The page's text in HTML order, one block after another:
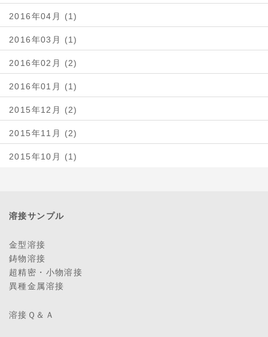
2016年04月 (1)
2016年03月 (1)
2016年02月 (2)
2016年01月 (1)
2015年12月 (2)
2015年11月 (2)
2015年10月 (1)
溶接サンプル
金型溶接
鋳物溶接
超精密・小物溶接
異種金属溶接
溶接Ｑ＆Ａ